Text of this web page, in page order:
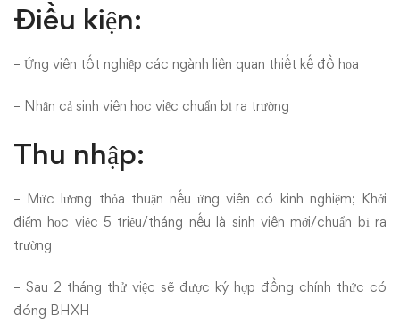
Điều kiện:
– Ứng viên tốt nghiệp các ngành liên quan thiết kế đồ họa
– Nhận cả sinh viên học việc chuẩn bị ra trường
Thu nhập:
– Mức lương thỏa thuận nếu ứng viên có kinh nghiệm; Khởi
điểm học việc 5 triệu/tháng nếu là sinh viên mới/chuẩn bị ra
trường
– Sau 2 tháng thử việc sẽ được ký hợp đồng chính thức có
đóng BHXH